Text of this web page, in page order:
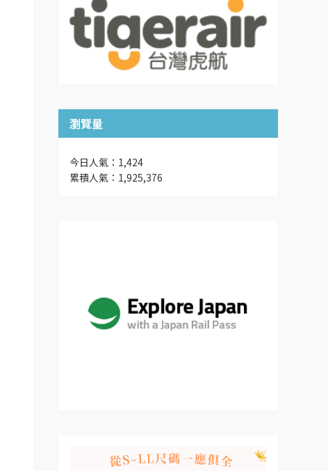
瀏覽量
今日人氣：1,424
累積人氣：1,925,376